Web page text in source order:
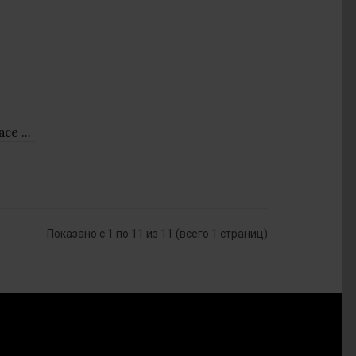
Женское платье The North Face Packable 0A8G0FJK31 - черное
Показано с 1 по 11 из 11 (всего 1 страниц)